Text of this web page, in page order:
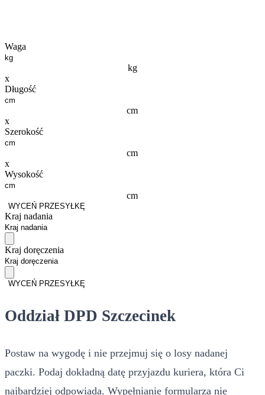
Waga
kg
x
Długość
cm
x
Szerokość
cm
x
Wysokość
cm
WYCEŃ PRZESYŁKĘ
Kraj nadania
Kraj doręczenia
WYCEŃ PRZESYŁKĘ
Oddział DPD Szczecinek
Postaw na wygodę i nie przejmuj się o losy nadanej
paczki. Podaj dokładną datę przyjazdu kuriera, która Ci
najbardziej odpowiada. Wypełnianie formularza nie